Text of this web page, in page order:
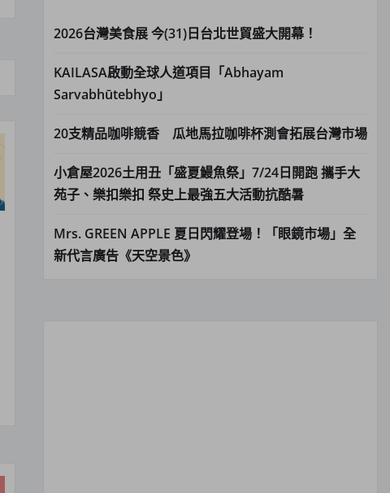
2026台灣美食展 今(31)日台北世貿盛大開幕！
KAILASA啟動全球人道項目「Abhayam
Sarvabhūtebhyo」
20支精品咖啡競香 瓜地馬拉咖啡杯測會拓展台灣市場
小倉屋2026土用丑「盛夏鰻魚祭」7/24日開跑 攜手大
苑子、樂扣樂扣 祭史上最強五大活動抗酷暑
Mrs. GREEN APPLE 夏日閃耀登場！「眼鏡市場」全
新代言廣告《天空景色》